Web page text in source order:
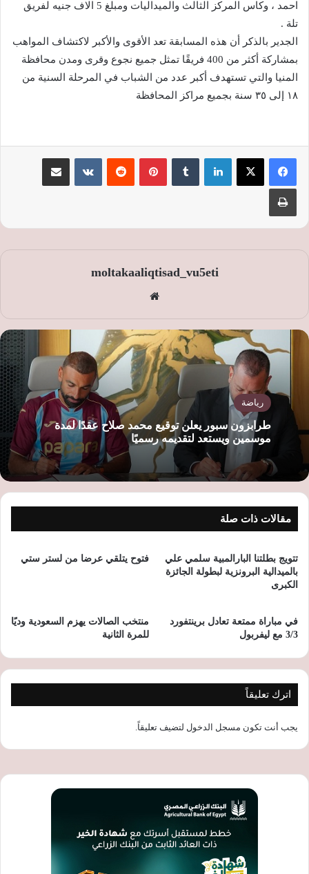
احمد ، وكاس المركز الثالث والميداليات ومبلغ 5 الاف جنيه لفريق
تلة .
الجدير بالذكر أن هذه المسابقة تعد الأقوى والأكبر لاكتشاف المواهب
بمشاركة أكثر من 400 فريقًا تمثل جميع نجوع وقرى ومدن محافظة
المنيا والتي تستهدف أكبر عدد من الشباب في المرحلة السنية من
١٨ إلى ٣٥ سنة بجميع مراكز المحافظة
لينكدإن بينتيريست
moltakaaliqtisad_vu5eti
الوي
ب
رياضة
طرابزون سبور يعلن توقيع محمد صلاح عقدًا لمدة
موسمين ويستعد لتقديمه رسميًا
مقالات ذات صلة
تتويج بطلتنا البارالمبية سلمي علي
بالميدالية البرونزية لبطولة الجائزة
الكبرى
فتوح يتلقي عرضا من لستر ستي
في مباراة ممتعة تعادل برينتفورد
3/3 مع ليفربول
منتخب الصالات يهزم السعودية وديًا
للمرة الثانية
اترك تعليقاً
يجب أنت تكون مسجل الدخول لتضيف تعليقاً.